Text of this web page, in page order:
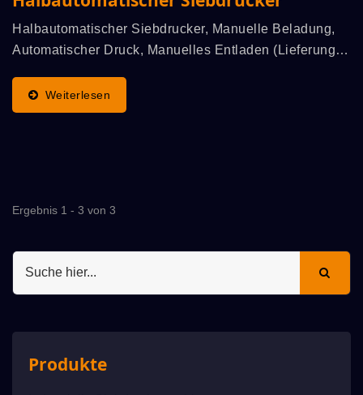
Halbautomatischer Siebdrucker, Manuelle Beladung,
Automatischer Druck, Manuelles Entladen (Lieferung
Verwendet, Um Grafische Bilder Direkt Auf Papier,
Kunststoff...
Weiterlesen
Ergebnis 1 - 3 von 3
Produkte